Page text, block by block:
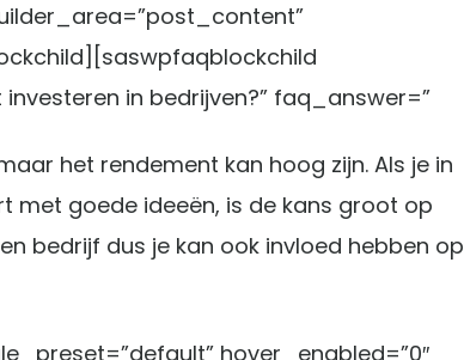
in bedrijven?” faq_answer=”
het rendement kan hoog zijn. Als je in
met goede ideeën, is de kans groot op
bedrijf dus je kan ook invloed hebben op
hover_enabled=”0″